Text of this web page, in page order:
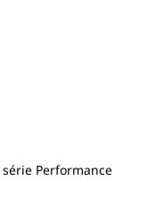
série Performance